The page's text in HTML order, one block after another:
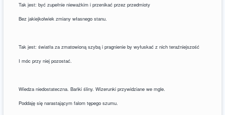
Tak jest: być zupełnie nieważkim i przenikać przez przedmioty
Bez jakiejkolwiek zmiany własnego stanu.
Tak jest: światła za zmatowioną szybą i pragnienie by wyłuskać z nich teraźniejszość
I móc przy niej pozostać.
Wiedza niedostateczna. Bańki śliny. Wizerunki przywidziane we mgle.
Poddaję się narastającym falom tępego szumu.